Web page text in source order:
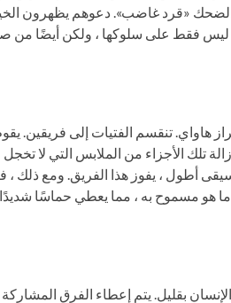
«قرد غاضب». دعوهم يظهرون
ليس فقط على سلوكها ، ولكن أيضًا من
هاواي. تنقسم الفتيات إلى فريقين.
تلك الأجزاء من الملابس التي لا
أطول ، يفوز هذا الفريق. ومع ذلك ،
هو مسموح به ، مما يعطي حماسًا
بقليل. يتم إعطاء الفرق